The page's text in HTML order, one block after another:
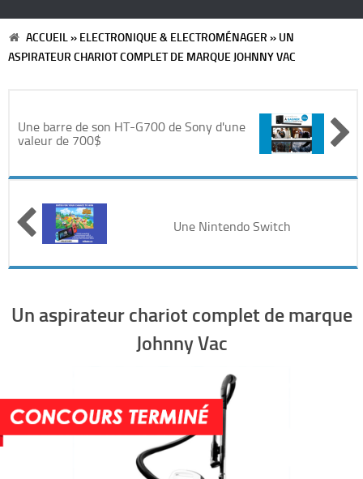
Beauté & Santé
Concerts & Spectacles
Restaurants
ACCUEIL» ELECTRONIQUE & ELECTROMÉNAGER » UN
ASPIRATEUR CHARIOT COMPLET DE MARQUE JOHNNY VAC
Une barre de son HT-G700 de Sony d'une
valeur de 700$
Une Nintendo Switch
Un aspirateur chariot complet de marque
Johnny Vac